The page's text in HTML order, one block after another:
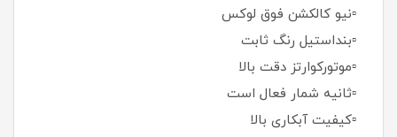
▫️نیو کالکشن فوق لوکس
▫️بنداستیل رنگ ثابت
▫️موتورکوارتز دقت بالا
▫️ثانیه شمار فعال است
▫️کیفیت آبکاری بالا